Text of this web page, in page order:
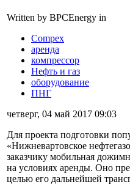
Written by BPCEnergy in
Compex
аренда
компрессор
Нефть и газ
оборудование
ПНГ
четверг, 04 май 2017 09:03
Для проекта подготовки
«Нижневартовское
заказчику мобильная
на условиях аренды. Оно
целью его дальнейшей